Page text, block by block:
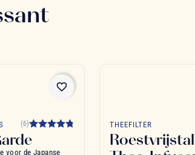
favorite_border
(6)
voor de Japanse
THEEFILTER